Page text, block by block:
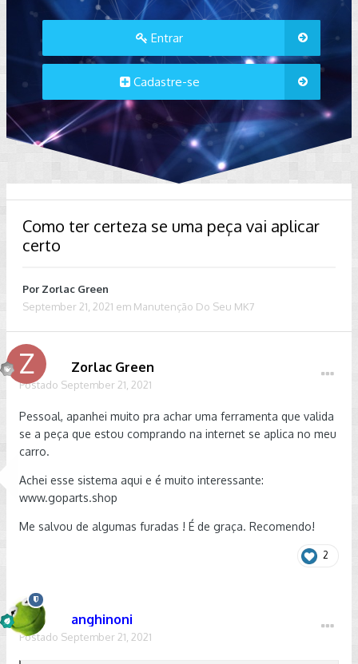
Entrar
Cadastre-se
Como ter certeza se uma peça vai aplicar
certo
Por Zorlac Green
September 21, 2021 em Manutenção Do Seu MK7
Zorlac Green
Postado September 21, 2021
Pessoal, apanhei muito pra achar uma ferramenta que valida
se a peça que estou comprando na internet se aplica no meu
carro.
Achei esse sistema aqui e é muito interessante:
www.goparts.shop
Me salvou de algumas furadas ! É de graça. Recomendo!
2
anghinoni
Postado September 21, 2021